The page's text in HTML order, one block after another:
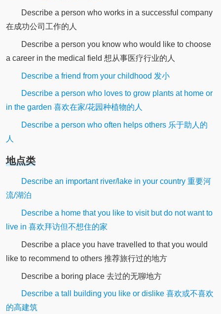
Describe a person who works in a successful company
在成功公司工作的人
Describe a person you know who would like to choose
a career in the medical field 想从事医疗行业的人
Describe a friend from your childhood 发小
Describe a person who loves to grow plants at home or
in the garden 喜欢在家/花园种植物的人
Describe a person who often helps others 乐于助人的
人
地点类
Describe an important river/lake in your country 重要河
流/湖泊
Describe a home that you like to visit but do not want to
live in 喜欢拜访但不想住的家
Describe a place you have travelled to that you would
like to recommend to others 推荐旅行过的地方
Describe a boring place 去过的无聊地方
Describe a tall building you like or dislike 喜欢或不喜欢
的高建筑